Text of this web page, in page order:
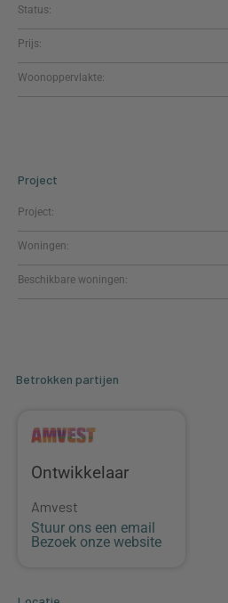
Status:
Prijs:
Woonoppervlakte:
Project
Project:
Woningen:
Beschikbare woningen:
Betrokken partijen
Ontwikkelaar
Amvest
Stuur ons een email
Bezoek onze website